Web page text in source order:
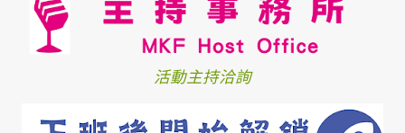
活動主持洽詢